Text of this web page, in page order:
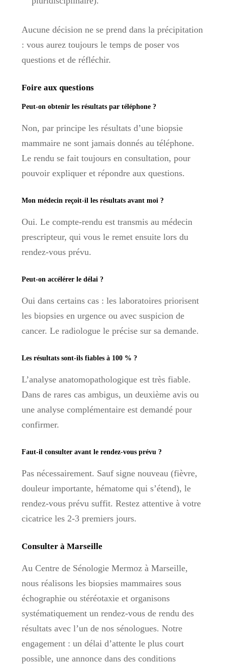
Aucune décision ne se prend dans la précipitation
: vous aurez toujours le temps de poser vos
questions et de réfléchir.
Foire aux questions
Peut-on obtenir les résultats par téléphone ?
Non, par principe les résultats d’une biopsie
mammaire ne sont jamais donnés au téléphone.
Le rendu se fait toujours en consultation, pour
pouvoir expliquer et répondre aux questions.
Mon médecin reçoit-il les résultats avant moi ?
Oui. Le compte-rendu est transmis au médecin
prescripteur, qui vous le remet ensuite lors du
rendez-vous prévu.
Peut-on accélérer le délai ?
Oui dans certains cas : les laboratoires priorisent
les biopsies en urgence ou avec suspicion de
cancer. Le radiologue le précise sur sa demande.
Les résultats sont-ils fiables à 100 % ?
L’analyse anatomopathologique est très fiable.
Dans de rares cas ambigus, un deuxième avis ou
une analyse complémentaire est demandé pour
confirmer.
Faut-il consulter avant le rendez-vous prévu ?
Pas nécessairement. Sauf signe nouveau (fièvre,
douleur importante, hématome qui s’étend), le
rendez-vous prévu suffit. Restez attentive à votre
cicatrice les 2-3 premiers jours.
Consulter à Marseille
Au Centre de Sénologie Mermoz à Marseille,
nous réalisons les biopsies mammaires sous
échographie ou stéréotaxie et organisons
systématiquement un rendez-vous de rendu des
résultats avec l’un de nos sénologues. Notre
engagement : un délai d’attente le plus court
possible, une annonce dans des conditions